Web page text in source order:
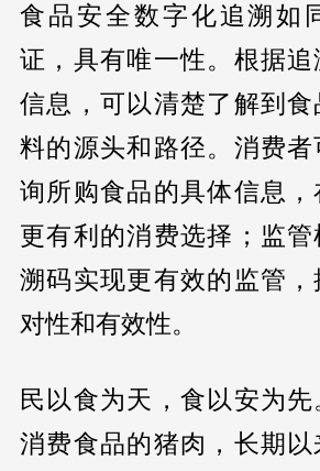
食品安全数字化追溯如
证，具有唯一性。根据
信息，可以清楚了解到
料的源头和路径。消费
询所购食品的具体信息，
更有利的消费选择；监管
溯码实现更有效的监管
对性和有效性。
民以食为天，食以安为
消费食品的猪肉，长期